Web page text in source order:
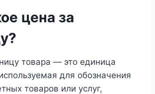
цена за
товара — это единица
для обозначения
товаров или услуг,